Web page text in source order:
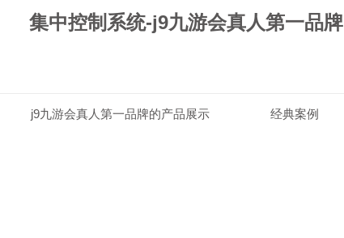
集中控制系统-j9九游会真人第一品牌
经典案例
j9九游会真人第一品牌的产品展示